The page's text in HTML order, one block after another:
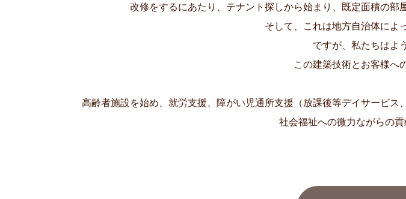
改修をするにあたり、テナント探しから始まり、既定面積の部
そして、これは地方自治体によ
ですが、私たちはよ
この建築技術とお客様へ
高齢者施設を始め、就労支援、障がい児通所支援（放課後等デイサービ
社会福祉への微力ながらの貢